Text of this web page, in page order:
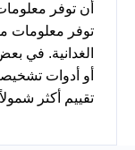
أن توفر
توفر معلومات
الغدانية. في
أو أدوات
تقييم أكثر شمولاً